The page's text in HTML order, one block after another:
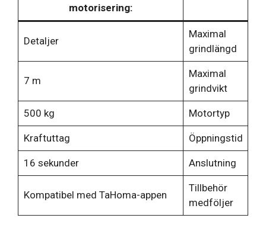
motorisering:
Detaljer
Maximal
grindlängd
7 m
Maximal
grindvikt
500 kg Motortyp
Kraftuttag Öppningstid
16 sekunder Anslutning
Kompatibel med TaHoma-appen
Tillbehör
medföljer